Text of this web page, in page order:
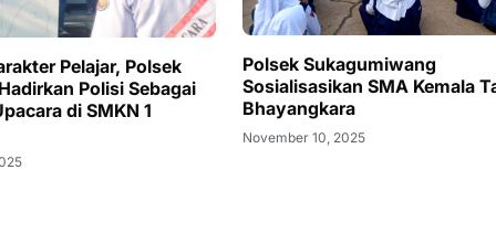
Pelajar, Polsek
Polisi Sebagai
di SMKN 1
Polsek Sukagumiwang
Sosialisasikan SMA Kemala
Bhayangkara
November 10, 2025